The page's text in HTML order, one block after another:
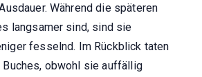
Während die späteren
langsamer sind, sind sie
fesselnd. Im Rückblick taten
obwohl sie auffällig